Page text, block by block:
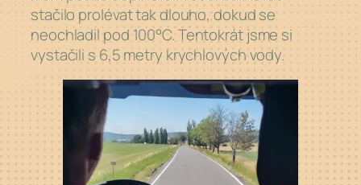
stačilo prolévat tak dlouho, dokud se
neochladil pod 100°C. Tentokrát jsme si
vystačili s 6,5 metry krychlových vody.